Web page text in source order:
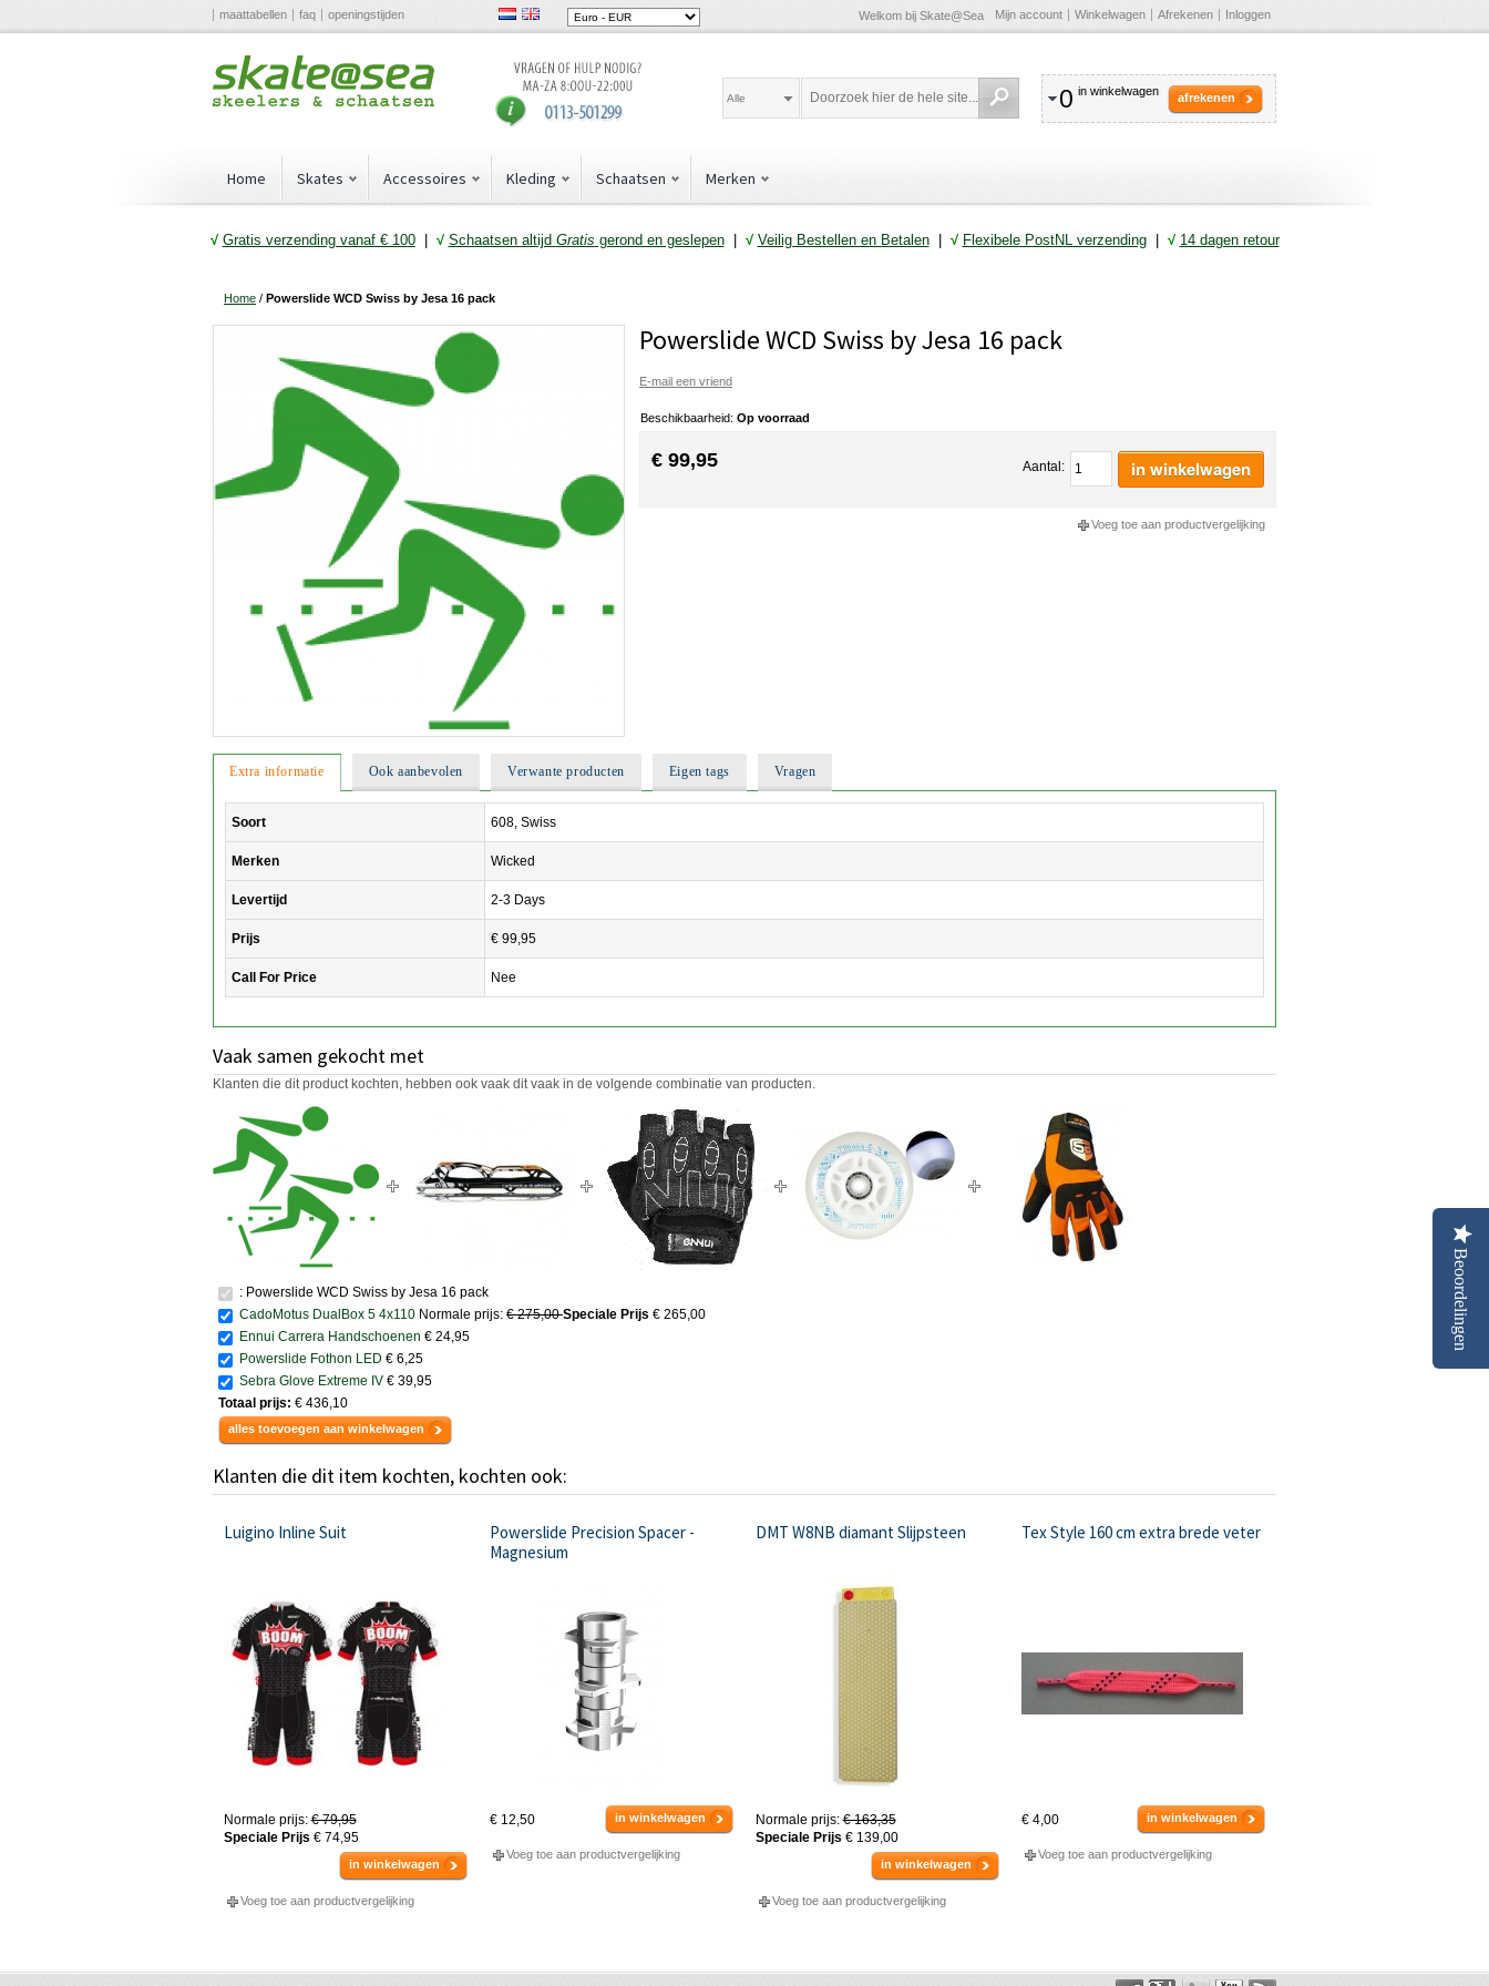
maattabellen faq openingstijden Welkom bij Skate@Sea Mijn account Winkelwagen Afrekenen Inloggen
0 in winkelwagen afrekenen
Alle
Home Skates Accessoires Kleding Schaatsen Merken
√ Gratis verzending vanaf € 100| √ Schaatsen altijd Gratis gerond en geslepen| √ Veilig Bestellen en Betalen| √ Flexibele PostNL verzending| √ 14 dagen retour
Home / Powerslide WCD Swiss by Jesa 16 pack
Powerslide WCD Swiss by Jesa 16 pack
E-mail een vriend
Beschikbaarheid: Op voorraad
€ 99,95 Aantal: in winkelwagen
Voeg toe aan productvergelijking
Extra informatie Ook aanbevolen Verwante producten Eigen tags Vragen
Soort 608, Swiss
Merken Wicked
Levertijd 2-3 Days
Prijs € 99,95
Call For Price Nee
Vaak samen gekocht met
Klanten die dit product kochten, hebben ook vaak dit vaak in de volgende combinatie van producten.
: Powerslide WCD Swiss by Jesa 16 pack
CadoMotus DualBox 5 4x110 Normale prijs: € 275,00Speciale Prijs € 265,00
Ennui Carrera Handschoenen € 24,95
Powerslide Fothon LED € 6,25
Sebra Glove Extreme IV € 39,95
Totaal prijs: € 436,10
alles toevoegen aan winkelwagen
Klanten die dit item kochten, kochten ook:
Luigino Inline Suit
Normale prijs: € 79,95
Speciale Prijs € 74,95
in winkelwagen
Voeg toe aan productvergelijking
Powerslide Precision Spacer -
Magnesium
€ 12,50 in winkelwagen
Voeg toe aan productvergelijking
DMT W8NB diamant Slijpsteen
Normale prijs: € 163,35
Speciale Prijs € 139,00
in winkelwagen
Voeg toe aan productvergelijking
Tex Style 160 cm extra brede veter
€ 4,00 in winkelwagen
Voeg toe aan productvergelijking
Beoordelingen